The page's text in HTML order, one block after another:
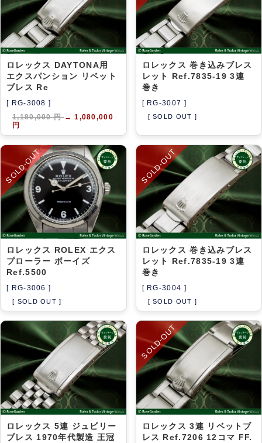
ロレックス DAYTONA用
エクスパンション リベット
ブレス Re
[ RG-3008 ]
1,180,000 円→ 1,080,000
円
ロレックス 巻き込みブレス
レット Ref.7835-19 3連
巻き
[ RG-3007 ]
[ SOLD OUT ]
SOLD-OUT
ロレックス ROLEX エクス
プローラー ボーイズ
Ref.5500
[ RG-3006 ]
[ SOLD OUT ]
SOLD-OUT
ロレックス 巻き込みブレス
レット Ref.7835-19 3連
巻き
[ RG-3004 ]
[ SOLD OUT ]
ロレックス 5連 ジュビリー
ブレス 1970年代製造 王冠
SOLD-OUT
ロレックス 3連 リベットブ
レス Ref.7206 12コマ FF.